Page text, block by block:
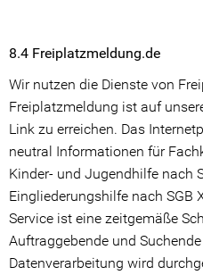
8.4 Freiplatzmeldung.de
Wir nutzen die Dienste von
Freiplatzmeldung ist auf
Link zu erreichen. Das
neutral Informationen für
Kinder- und Jugendhilfe nach
Eingliederungshilfe nach SGB
Service ist eine zeitgemäße
Auftraggebende und
Datenverarbeitung wird